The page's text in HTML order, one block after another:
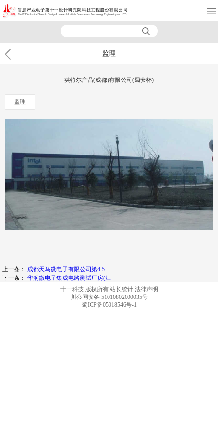
监理
英特尔产品(成都)有限公司(蜀安杯)
监理
上一条： 成都天马微电子有限公司第4.5
下一条： 华润微电子集成电路测试厂房(江
十一科技 版权所有 站长统计 法律声明
川公网安备 51010802000035号
蜀ICP备05018546号-1